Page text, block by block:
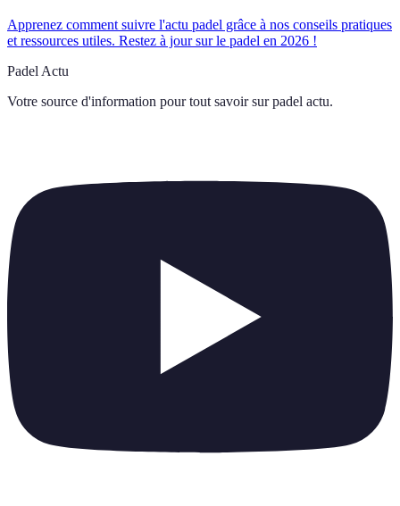
Apprenez comment suivre l'actu padel grâce à nos conseils pratiques
et ressources utiles. Restez à jour sur le padel en 2026 !
Padel Actu
Votre source d'information pour tout savoir sur padel actu.